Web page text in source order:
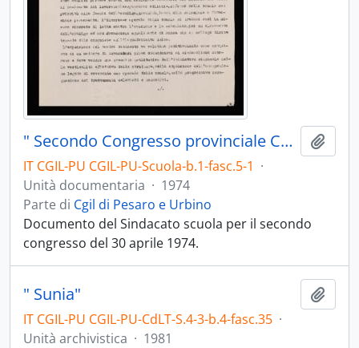
" Secondo Congresso provinciale Cgil scuola Pesaro" - 1974
IT CGIL-PU CGIL-PU-Scuola-b.1-fasc.5-1 ·
Unità documentaria · 1974
Parte di Cgil di Pesaro e Urbino
Documento del Sindacato scuola per il secondo
congresso del 30 aprile 1974.
" Sunia"
IT CGIL-PU CGIL-PU-CdLT-S.4-3-b.4-fasc.35 ·
Unità archivistica · 1981